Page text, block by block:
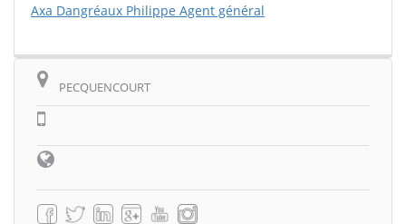
Axa Dangréaux Philippe Agent général
PECQUENCOURT